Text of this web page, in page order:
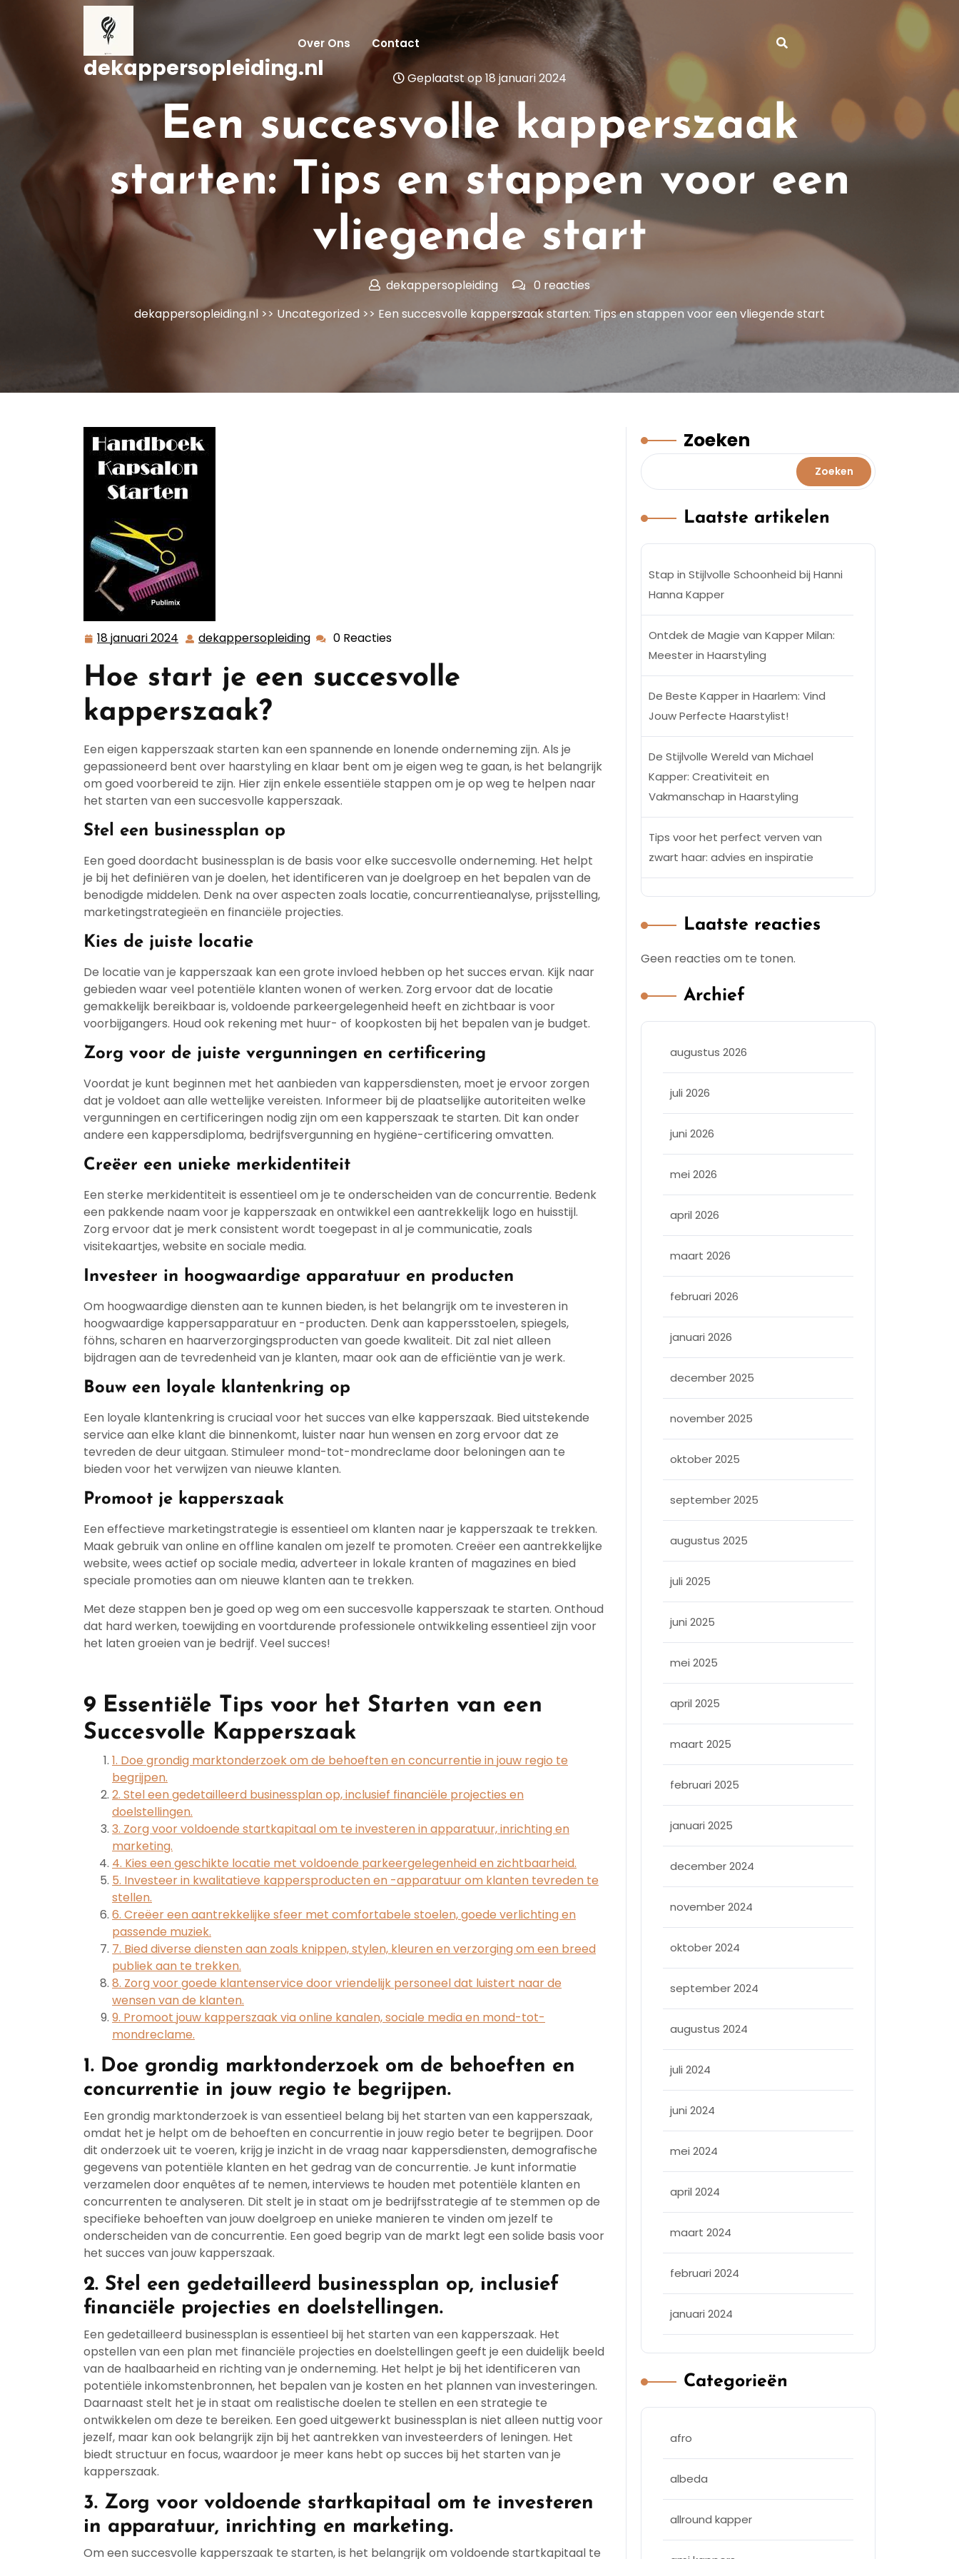
inhoud
gaan
dekappersopleiding.nl
Over Ons Contact
Geplaatst op 18 januari 2024
Een succesvolle kapperszaak
starten: Tips en stappen voor een
vliegende start
dekappersopleiding
0 reacties
dekappersopleiding.nl >> Uncategorized >> Een succesvolle kapperszaak starten: Tips en stappen voor een vliegende start
18 januari 2024 18
2024
dekappersopleiding dekappersopleiding
0 Reacties
Hoe start je een succesvolle
kapperszaak?
Een eigen kapperszaak starten kan een spannende en lonende onderneming zijn. Als je
gepassioneerd bent over haarstyling en klaar bent om je eigen weg te gaan, is het belangrijk
om goed voorbereid te zijn. Hier zijn enkele essentiële stappen om je op weg te helpen naar
het starten van een succesvolle kapperszaak.
Stel een businessplan op
Een goed doordacht businessplan is de basis voor elke succesvolle onderneming. Het helpt
je bij het definiëren van je doelen, het identificeren van je doelgroep en het bepalen van de
benodigde middelen. Denk na over aspecten zoals locatie, concurrentieanalyse, prijsstelling,
marketingstrategieën en financiële projecties.
Kies de juiste locatie
De locatie van je kapperszaak kan een grote invloed hebben op het succes ervan. Kijk naar
gebieden waar veel potentiële klanten wonen of werken. Zorg ervoor dat de locatie
gemakkelijk bereikbaar is, voldoende parkeergelegenheid heeft en zichtbaar is voor
voorbijgangers. Houd ook rekening met huur- of koopkosten bij het bepalen van je budget.
Zorg voor de juiste vergunningen en certificering
Voordat je kunt beginnen met het aanbieden van kappersdiensten, moet je ervoor zorgen
dat je voldoet aan alle wettelijke vereisten. Informeer bij de plaatselijke autoriteiten welke
vergunningen en certificeringen nodig zijn om een kapperszaak te starten. Dit kan onder
andere een kappersdiploma, bedrijfsvergunning en hygiëne-certificering omvatten.
Creëer een unieke merkidentiteit
Een sterke merkidentiteit is essentieel om je te onderscheiden van de concurrentie. Bedenk
een pakkende naam voor je kapperszaak en ontwikkel een aantrekkelijk logo en huisstijl.
Zorg ervoor dat je merk consistent wordt toegepast in al je communicatie, zoals
visitekaartjes, website en sociale media.
Investeer in hoogwaardige apparatuur en producten
Om hoogwaardige diensten aan te kunnen bieden, is het belangrijk om te investeren in
hoogwaardige kappersapparatuur en -producten. Denk aan kappersstoelen, spiegels,
föhns, scharen en haarverzorgingsproducten van goede kwaliteit. Dit zal niet alleen
bijdragen aan de tevredenheid van je klanten, maar ook aan de efficiëntie van je werk.
Bouw een loyale klantenkring op
Een loyale klantenkring is cruciaal voor het succes van elke kapperszaak. Bied uitstekende
service aan elke klant die binnenkomt, luister naar hun wensen en zorg ervoor dat ze
tevreden de deur uitgaan. Stimuleer mond-tot-mondreclame door beloningen aan te
bieden voor het verwijzen van nieuwe klanten.
Promoot je kapperszaak
Een effectieve marketingstrategie is essentieel om klanten naar je kapperszaak te trekken.
Maak gebruik van online en offline kanalen om jezelf te promoten. Creëer een aantrekkelijke
website, wees actief op sociale media, adverteer in lokale kranten of magazines en bied
speciale promoties aan om nieuwe klanten aan te trekken.
Met deze stappen ben je goed op weg om een succesvolle kapperszaak te starten. Onthoud
dat hard werken, toewijding en voortdurende professionele ontwikkeling essentieel zijn voor
het laten groeien van je bedrijf. Veel succes!
9 Essentiële Tips voor het Starten van een
Succesvolle Kapperszaak
1. Doe grondig marktonderzoek om de behoeften en concurrentie in jouw regio te
begrijpen.
2. Stel een gedetailleerd businessplan op, inclusief financiële projecties en
doelstellingen.
3. Zorg voor voldoende startkapitaal om te investeren in apparatuur, inrichting en
marketing.
4. Kies een geschikte locatie met voldoende parkeergelegenheid en zichtbaarheid.
5. Investeer in kwalitatieve kappersproducten en -apparatuur om klanten tevreden te
stellen.
6. Creëer een aantrekkelijke sfeer met comfortabele stoelen, goede verlichting en
passende muziek.
7. Bied diverse diensten aan zoals knippen, stylen, kleuren en verzorging om een breed
publiek aan te trekken.
8. Zorg voor goede klantenservice door vriendelijk personeel dat luistert naar de
wensen van de klanten.
9. Promoot jouw kapperszaak via online kanalen, sociale media en mond-tot-
mondreclame.
1. Doe grondig marktonderzoek om de behoeften en
concurrentie in jouw regio te begrijpen.
Een grondig marktonderzoek is van essentieel belang bij het starten van een kapperszaak,
omdat het je helpt om de behoeften en concurrentie in jouw regio beter te begrijpen. Door
dit onderzoek uit te voeren, krijg je inzicht in de vraag naar kappersdiensten, demografische
gegevens van potentiële klanten en het gedrag van de concurrentie. Je kunt informatie
verzamelen door enquêtes af te nemen, interviews te houden met potentiële klanten en
concurrenten te analyseren. Dit stelt je in staat om je bedrijfsstrategie af te stemmen op de
specifieke behoeften van jouw doelgroep en unieke manieren te vinden om jezelf te
onderscheiden van de concurrentie. Een goed begrip van de markt legt een solide basis voor
het succes van jouw kapperszaak.
2. Stel een gedetailleerd businessplan op, inclusief
financiële projecties en doelstellingen.
Een gedetailleerd businessplan is essentieel bij het starten van een kapperszaak. Het
opstellen van een plan met financiële projecties en doelstellingen geeft je een duidelijk beeld
van de haalbaarheid en richting van je onderneming. Het helpt je bij het identificeren van
potentiële inkomstenbronnen, het bepalen van je kosten en het plannen van investeringen.
Daarnaast stelt het je in staat om realistische doelen te stellen en een strategie te
ontwikkelen om deze te bereiken. Een goed uitgewerkt businessplan is niet alleen nuttig voor
jezelf, maar kan ook belangrijk zijn bij het aantrekken van investeerders of leningen. Het
biedt structuur en focus, waardoor je meer kans hebt op succes bij het starten van je
kapperszaak.
3. Zorg voor voldoende startkapitaal om te investeren
in apparatuur, inrichting en marketing.
Om een succesvolle kapperszaak te starten, is het belangrijk om voldoende startkapitaal te
Zoeken
Zoeken
Laatste artikelen
Stap in Stijlvolle Schoonheid bij Hanni
Hanna Kapper
Ontdek de Magie van Kapper Milan:
Meester in Haarstyling
De Beste Kapper in Haarlem: Vind
Jouw Perfecte Haarstylist!
De Stijlvolle Wereld van Michael
Kapper: Creativiteit en
Vakmanschap in Haarstyling
Tips voor het perfect verven van
zwart haar: advies en inspiratie
Laatste reacties
Geen reacties om te tonen.
Archief
augustus 2026
juli 2026
juni 2026
mei 2026
april 2026
maart 2026
februari 2026
januari 2026
december 2025
november 2025
oktober 2025
september 2025
augustus 2025
juli 2025
juni 2025
mei 2025
april 2025
maart 2025
februari 2025
januari 2025
december 2024
november 2024
oktober 2024
september 2024
augustus 2024
juli 2024
juni 2024
mei 2024
april 2024
maart 2024
februari 2024
januari 2024
Categorieën
afro
albeda
allround kapper